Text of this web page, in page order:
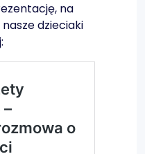
na
dzieciaki